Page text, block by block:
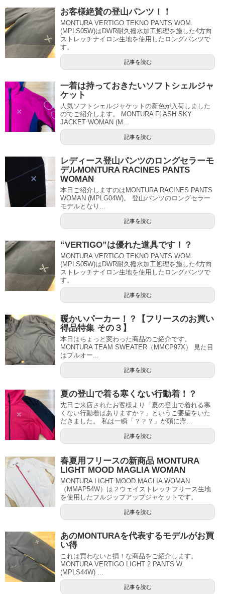
お客様絶賛の登山パンツ！！
MONTURA VERTIGO TEKNO PANTS WOM.
(MPLS05W)はDWR耐久撥水加工処理を施した4方向
ストレッチナイロン生地を使用したロングパンツで
す。
記事を読む
一着は持っておきたいソフトシェルジャ
ケット
人気ソフトシェルジャケットの新色が入荷しました
のでご紹介します。 MONTURA FLASH SKY
JACKET WOMAN (M...
記事を読む
レディース登山パンツのロングセラーモ
デルMONTURA RACINES PANTS
WOMAN
本日ご紹介しますのはMONTURA RACINES PANTS
WOMAN (MPLG04W)。 登山パンツのロングセラー
モデルとなり...
記事を読む
“VERTIGO”は優れた道具です！？
MONTURA VERTIGO TEKNO PANTS WOM.
(MPLS05W)はDWR耐久撥水加工処理を施した4方向
ストレッチナイロン生地を使用したロングパンツで
す。
記事を読む
暖かいパーカー！？【フリースのお買い
得品特集 その３】
本日はちょっと変わった商品のご紹介です。
MONTURA TEAM SWEATER（MMCP97X） 見た目
はプルオー...
記事を読む
夏の登山で着る寒くない行動着！？
先日ご来店されたお客様より「夏の登山で着れる寒
くない行動着はありますか？」というご要望をいた
だきました。 私は一瞬「？？？」が頭に浮...
記事を読む
春夏用フリースの新商品 MONTURA
LIGHT MOOD MAGLIA WOMAN
MONTURA LIGHT MOOD MAGLIA WOMAN
（MMAP54W）は２ウェイストレッチフリース生地
を使用したフルジップアップジャケットです。
記事を読む
あのMONTURAを代表するモデルがお買
い得
これは買わないと損！な商品をご紹介します。
MONTURA VERTIGO LIGHT 2 PANTS W.
(MPLS44W) ...
記事を読む